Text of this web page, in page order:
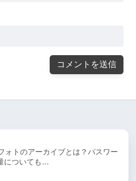
ォトのアーカイブとは？パスワー
についても…